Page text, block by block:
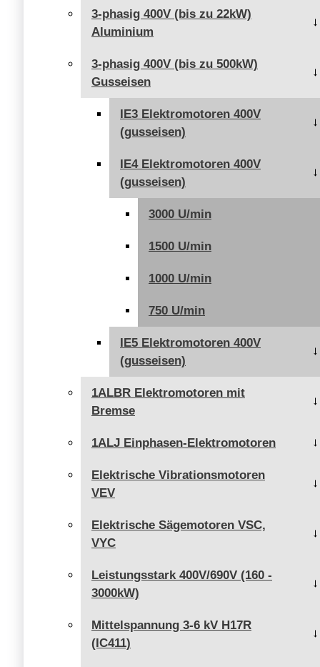
3-phasig 400V (bis zu 22kW)
Aluminium
3-phasig 400V (bis zu 500kW)
Gusseisen
IE3 Elektromotoren 400V
(gusseisen)
IE4 Elektromotoren 400V
(gusseisen)
3000 U/min
1500 U/min
1000 U/min
750 U/min
IE5 Elektromotoren 400V
(gusseisen)
1ALBR Elektromotoren mit
Bremse
1ALJ Einphasen-Elektromotoren
Elektrische Vibrationsmotoren
VEV
Elektrische Sägemotoren VSC,
VYC
Leistungsstark 400V/690V (160 -
3000kW)
Mittelspannung 3-6 kV H17R
(IC411)